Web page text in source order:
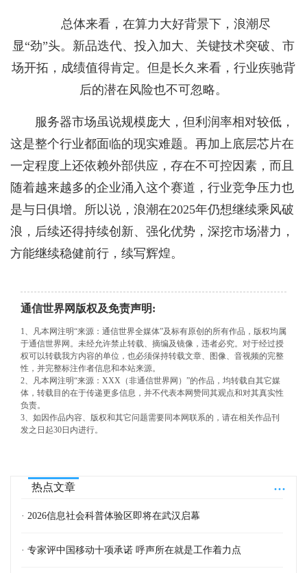
总体来看，在算力大好背景下，浪潮尽
显“劲”头。新品迭代、投入加大、关键技术突破、市
场开拓，成绩值得肯定。但是长久来看，行业疾驰背
后的潜在风险也不可忽略。
服务器市场虽说规模庞大，但利润率相对较低，
这是整个行业都面临的现实难题。再加上底层芯片在
一定程度上还依赖外部供应，存在不可控因素，而且
随着越来越多的企业涌入这个赛道，行业竞争压力也
是与日俱增。所以说，浪潮在2025年仍想继续乘风破
浪，后续还得持续创新、强化优势，深挖市场潜力，
方能继续稳健前行，续写辉煌。
通信世界网版权及免责声明:
1、凡本网注明“来源：通信世界全媒体”及标有原创的所有作品，版权均属
于通信世界网。未经允许禁止转载、摘编及镜像，违者必究。对于经过授
权可以转载我方内容的单位，也必须保持转载文章、图像、音视频的完整
性，并完整标注作者信息和本站来源。
2、凡本网注明“来源：XXX（非通信世界网）”的作品，均转载自其它媒
体，转载目的在于传递更多信息，并不代表本网赞同其观点和对其真实性
负责。
3、如因作品内容、版权和其它问题需要同本网联系的，请在相关作品刊
发之日起30日内进行。
...
热点文章
· 2026信息社会科普体验区即将在武汉启幕
· 专家评中国移动十项承诺 呼声所在就是工作着力点